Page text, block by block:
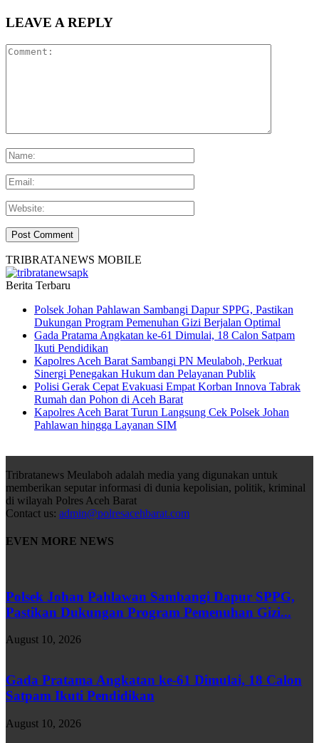
LEAVE A REPLY
TRIBRATANEWS MOBILE
Berita Terbaru
Polsek Johan Pahlawan Sambangi Dapur SPPG, Pastikan
Dukungan Program Pemenuhan Gizi Berjalan Optimal
Gada Pratama Angkatan ke-61 Dimulai, 18 Calon Satpam
Ikuti Pendidikan
Kapolres Aceh Barat Sambangi PN Meulaboh, Perkuat
Sinergi Penegakan Hukum dan Pelayanan Publik
Polisi Gerak Cepat Evakuasi Empat Korban Innova Tabrak
Rumah dan Pohon di Aceh Barat
Kapolres Aceh Barat Turun Langsung Cek Polsek Johan
Pahlawan hingga Layanan SIM
Tribratanews Meulaboh adalah media yang digunakan untuk
memberikan seputar informasi di dunia kepolisian, politik, kriminal
di wilayah Polres Aceh Barat
Contact us: admin@polresacehbarat.com
EVEN MORE NEWS
Polsek Johan Pahlawan Sambangi Dapur SPPG,
Pastikan Dukungan Program Pemenuhan Gizi...
August 10, 2026
Gada Pratama Angkatan ke-61 Dimulai, 18 Calon
Satpam Ikuti Pendidikan
August 10, 2026